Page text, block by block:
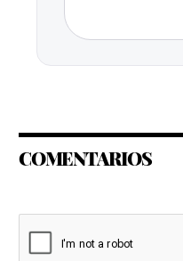
COMENTARIOS